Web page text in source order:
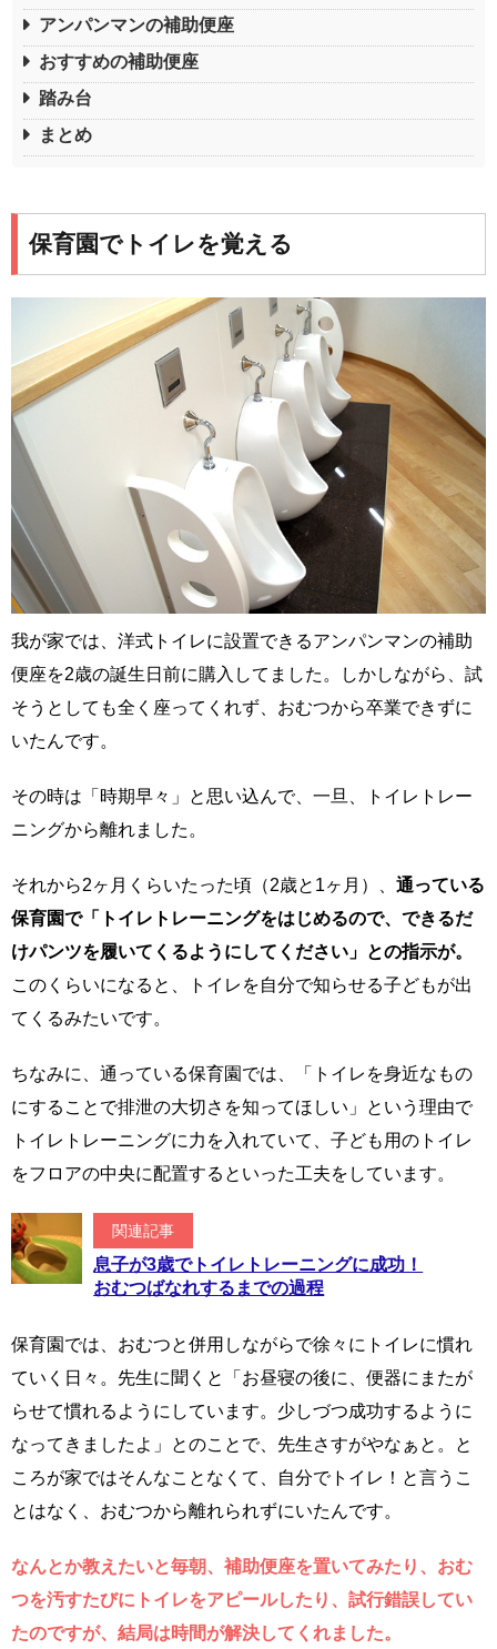
アンパンマンの補助便座
おすすめの補助便座
踏み台
まとめ
保育園でトイレを覚える
我が家では、洋式トイレに設置できるアンパンマンの補助
便座を2歳の誕生日前に購入してました。しかしながら、試
そうとしても全く座ってくれず、おむつから卒業できずに
いたんです。
その時は「時期早々」と思い込んで、一旦、トイレトレー
ニングから離れました。
それから2ヶ月くらいたった頃（2歳と1ヶ月）、 通っている
保育園で「トイレトレーニングをはじめるので、できるだ
けパンツを履いてくるようにしてください」との指示が。
このくらいになると、トイレを自分で知らせる子どもが出
てくるみたいです。
ちなみに、通っている保育園では、「トイレを身近なもの
にすることで排泄の大切さを知ってほしい」という理由で
トイレトレーニングに力を入れていて、子ども用のトイレ
をフロアの中央に配置するといった工夫をしています。
関連記事
息子が3歳でトイレトレーニングに成功！
おむつばなれするまでの過程
保育園では、おむつと併用しながらで徐々にトイレに慣れ
ていく日々。先生に聞くと「お昼寝の後に、便器にまたが
らせて慣れるようにしています。少しづつ成功するように
なってきましたよ」とのことで、先生さすがやなぁと。と
ころが家ではそんなことなくて、自分でトイレ！と言うこ
とはなく、おむつから離れられずにいたんです。
なんとか教えたいと毎朝、補助便座を置いてみたり、おむ
つを汚すたびにトイレをアピールしたり、試行錯誤してい
たのですが、結局は時間が解決してくれました。